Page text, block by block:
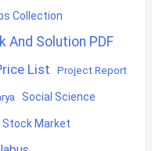
Collection
And Solution PDF
List Project Report
Social Science
Stock Market